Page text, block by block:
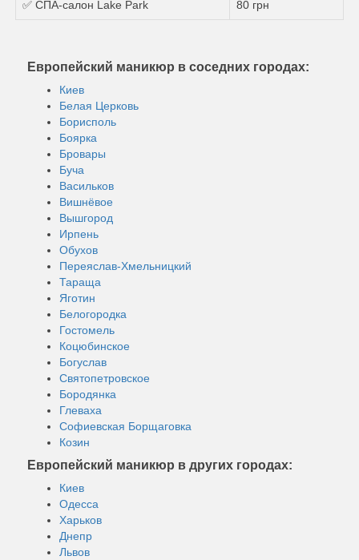
✅ СПА-салон Lake Park 80 грн
Европейский маникюр в соседних городах:
Киев
Белая Церковь
Борисполь
Боярка
Бровары
Буча
Васильков
Вишнёвое
Вышгород
Ирпень
Обухов
Переяслав-Хмельницкий
Тараща
Яготин
Белогородка
Гостомель
Коцюбинское
Богуслав
Святопетровское
Бородянка
Глеваха
Софиевская Борщаговка
Козин
Европейский маникюр в других городах:
Киев
Одесса
Харьков
Днепр
Львов